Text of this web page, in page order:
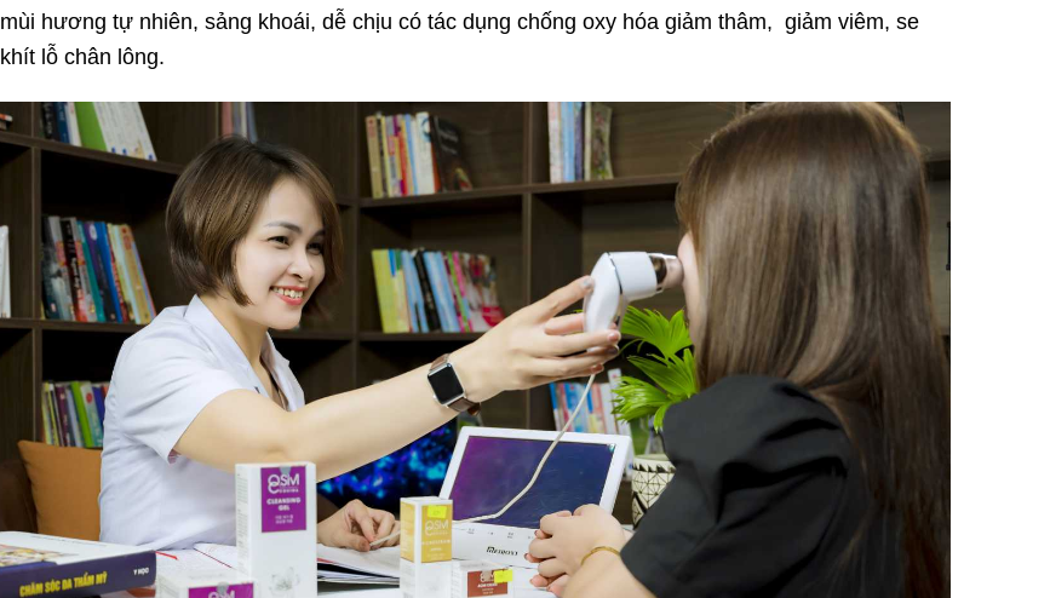
mùi hương tự nhiên, sảng khoái, dễ chịu có tác dụng chống oxy hóa giảm thâm, giảm viêm, se
khít lỗ chân lông.